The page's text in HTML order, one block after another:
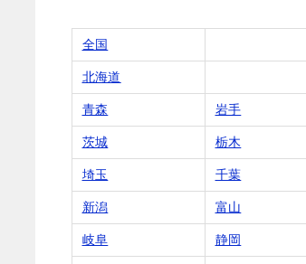
全国
北海道
青森 岩手
茨城 栃木
埼玉 千葉
新潟 富山
岐阜 静岡